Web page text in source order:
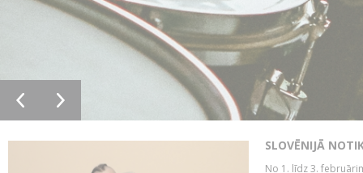
SLOVĒNIJĀ
No 1. līdz 3.